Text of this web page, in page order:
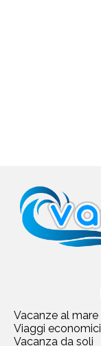
Vacanze al mare
Viaggi economici
Vacanza da soli